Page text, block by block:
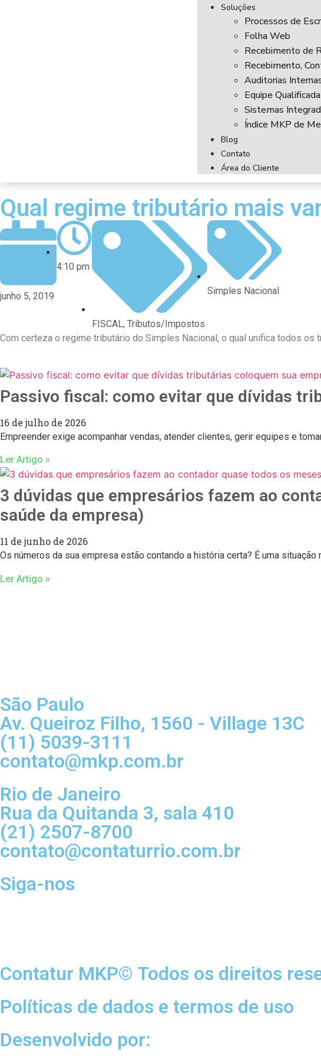
Soluções
Processos de
Folha Web
Recebimento de
Recebimento,
Auditorias
Equipe Qualificada
Sistemas
Índice MKP de
Blog
Contato
Área do Cliente
Qual regime tributário mais
junho 5, 2019
4:10 pm
FISCAL, Tributos/Impostos
Simples Nacional
Com certeza o regime tributário do Simples Nacional, o qual unifica todos
Passivo fiscal: como evitar que dívidas
16 de julho de 2026
Empreender exige acompanhar vendas, atender clientes, gerir equipes e
Ler Artigo »
3 dúvidas que empresários fazem ao
saúde da empresa)
11 de junho de 2026
Os números da sua empresa estão contando a história certa? É uma
Ler Artigo »
São Paulo
Av. Queiroz Filho, 1560 - Village 13C
(11) 5039-3111
contato@mkp.com.br
Rio de Janeiro
Rua da Quitanda 3, sala 410
(21) 2507-8700
contato@contaturrio.com.br
Siga-nos
Contatur MKP© Todos os direitos
Políticas de dados e termos de uso
Desenvolvido por: